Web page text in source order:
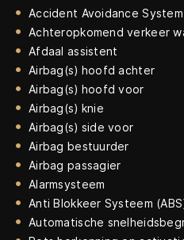
Accident Avoidance System
Achteropkomend verkeer
Afdaal assistent
Airbag(s) hoofd achter
Airbag(s) hoofd voor
Airbag(s) knie
Airbag(s) side voor
Airbag bestuurder
Airbag passagier
Alarmsysteem
Anti Blokkeer Systeem
Automatische